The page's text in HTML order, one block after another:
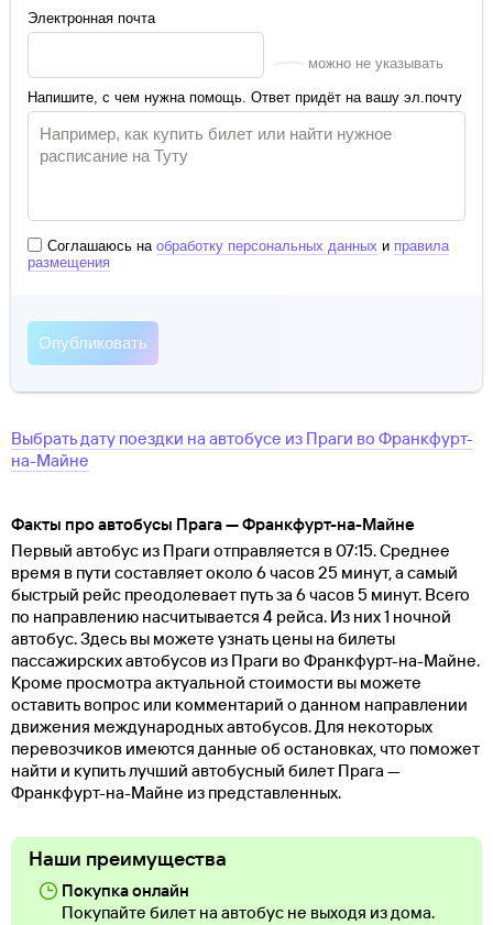
Электронная почта
можно не указывать
Напишите, с чем нужна помощь. Ответ придёт на вашу эл.почту
Соглашаюсь на обработку персональных данных и правила
размещения
Выбрать дату поездки на автобусе из Праги во Франкфурт-
на-Майне
Факты про автобусы Прага — Франкфурт-на-Майне
Первый автобус из Праги отправляется в 07:15. Среднее
время в пути составляет около 6 часов 25 минут, а самый
быстрый рейс преодолевает путь за 6 часов 5 минут. Всего
по направлению насчитывается 4 рейса. Из них 1 ночной
автобус. Здесь вы можете узнать цены на билеты
пассажирских автобусов из Праги во Франкфурт-на-Майне.
Кроме просмотра актуальной стоимости вы можете
оставить вопрос или комментарий о данном направлении
движения международных автобусов. Для некоторых
перевозчиков имеются данные об остановках, что поможет
найти и купить лучший автобусный билет Прага —
Франкфурт-на-Майне из представленных.
Наши преимущества
Покупка онлайн
Покупайте билет на автобус не выходя из дома.